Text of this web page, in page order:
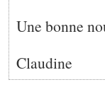
Une bonne
Claudine